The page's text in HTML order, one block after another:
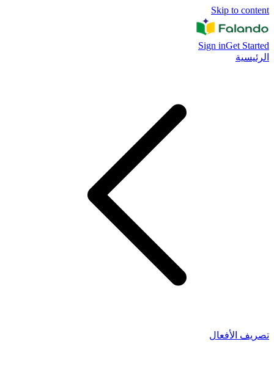
Skip to content
Sign inGet Started
الرئيسية
تصريف الأفعال